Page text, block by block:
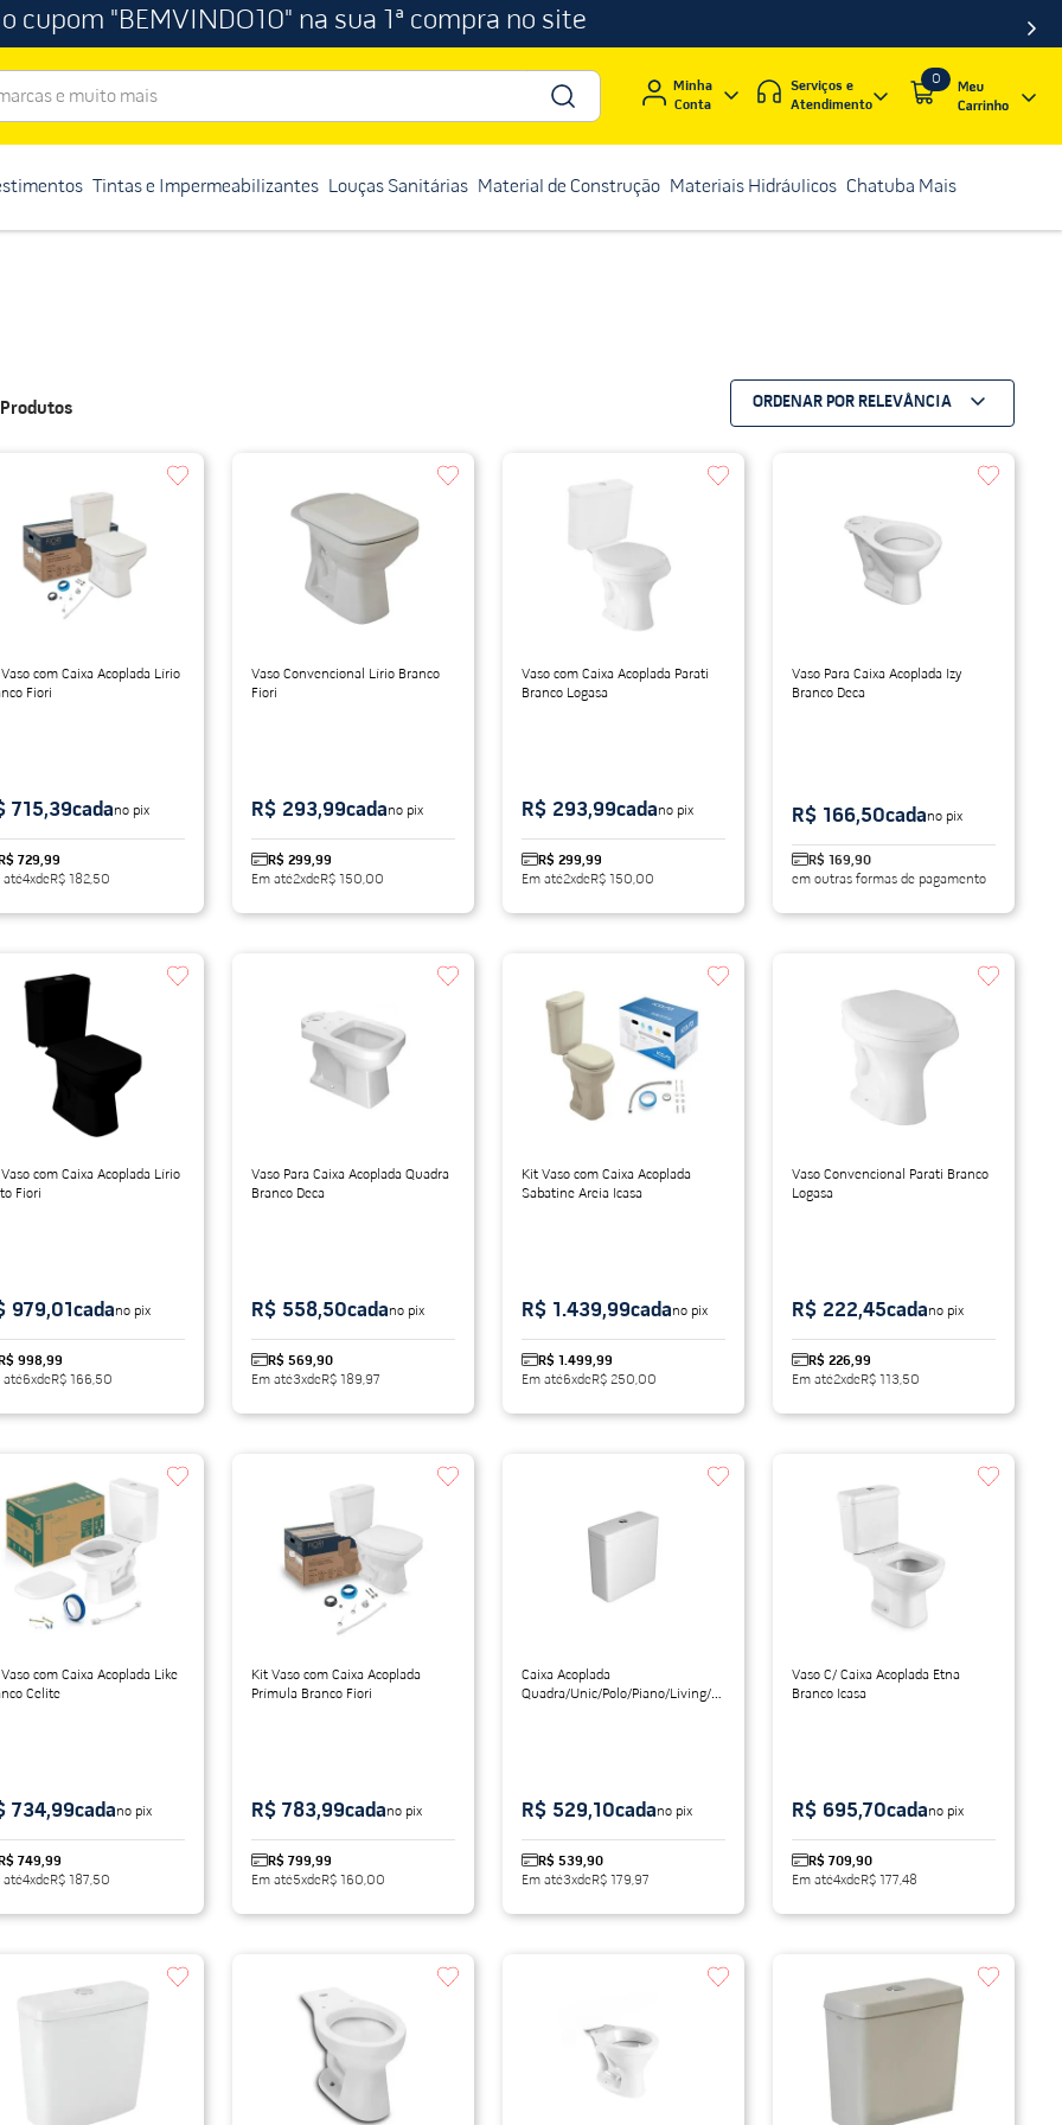
cupom "BEMVINDO10" na sua 1ª compra no site
e muito mais
Minha
Conta
Serviços e
Atendimento
0
Tintas e Impermeabilizantes Louças Sanitárias Material de Construção Materiais Hidráulicos Chatuba Mais
Produtos ORDENAR POR RELEVÂNCIA
com Caixa Acoplada Lírio
Fiori
R$ 729,99
até4xdeR$ 182,50
715,39cadano pix
Vaso Convencional Lírio Branco
Fiori
R$ 299,99
Em até2xdeR$ 150,00
R$ 293,99cadano pix
Vaso com Caixa Acoplada Parati
Branco Logasa
R$ 299,99
Em até2xdeR$ 150,00
R$ 293,99cadano pix
Vaso Para Caixa Acoplada Izy
Branco Deca
R$ 169,90
em outras formas de pagamento
R$ 166,50cadano pix
com Caixa Acoplada Lírio
Fiori
R$ 998,99
até6xdeR$ 166,50
979,01cadano pix
Vaso Para Caixa Acoplada Quadra
Branco Deca
R$ 569,90
Em até3xdeR$ 189,97
R$ 558,50cadano pix
Kit Vaso com Caixa Acoplada
Sabatine Areia Icasa
R$ 1.499,99
Em até6xdeR$ 250,00
R$ 1.439,99cadano pix
Vaso Convencional Parati Branco
Logasa
R$ 226,99
Em até2xdeR$ 113,50
R$ 222,45cadano pix
com Caixa Acoplada Like
Celite
R$ 749,99
até4xdeR$ 187,50
734,99cadano pix
Kit Vaso com Caixa Acoplada
Prímula Branco Fiori
R$ 799,99
Em até5xdeR$ 160,00
R$ 783,99cadano pix
Caixa Acoplada
Quadra/Unic/Polo/Piano/Living/Axis
R$ 539,90
Em até3xdeR$ 179,97
R$ 529,10cadano pix
Vaso C/ Caixa Acoplada Etna
Branco Icasa
R$ 709,90
Em até4xdeR$ 177,48
R$ 695,70cadano pix